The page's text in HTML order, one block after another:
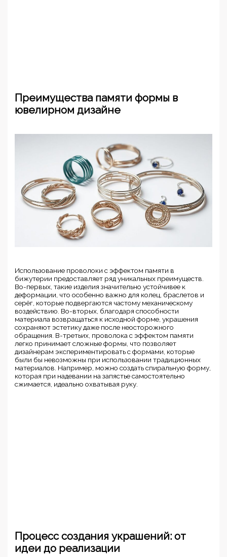
Преимущества памяти формы в
ювелирном дизайне
Использование проволоки с эффектом памяти в
бижутерии предоставляет ряд уникальных преимуществ.
Во-первых, такие изделия значительно устойчивее к
деформации, что особенно важно для колец, браслетов и
серёг, которые подвергаются частому механическому
воздействию. Во-вторых, благодаря способности
материала возвращаться к исходной форме, украшения
сохраняют эстетику даже после неосторожного
обращения. В-третьих, проволока с эффектом памяти
легко принимает сложные формы, что позволяет
дизайнерам экспериментировать с формами, которые
были бы невозможны при использовании традиционных
материалов. Например, можно создать спиральную форму,
которая при надевании на запястье самостоятельно
сжимается, идеально охватывая руку.
Процесс создания украшений: от
идеи до реализации